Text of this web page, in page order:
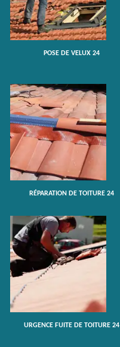
POSE DE VELUX 24
RÉPARATION DE TOITURE 24
URGENCE FUITE DE TOITURE 24